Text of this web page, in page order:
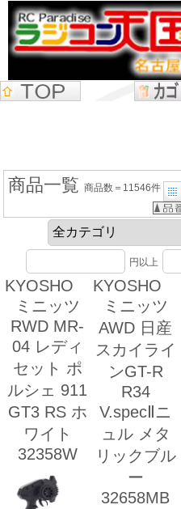
商品一覧商品数＝11546件
円以上
KYOSHO
ミニッツ
RWD MR-
04 レディ
セット ポ
ルシェ 911
GT3 RS ホ
ワイト
32358W
KYOSHO
ミニッツ
AWD 日産
スカイライ
ンGT-R
R34
V.specⅡニ
ュル メタ
リックブル
ー
32658MB